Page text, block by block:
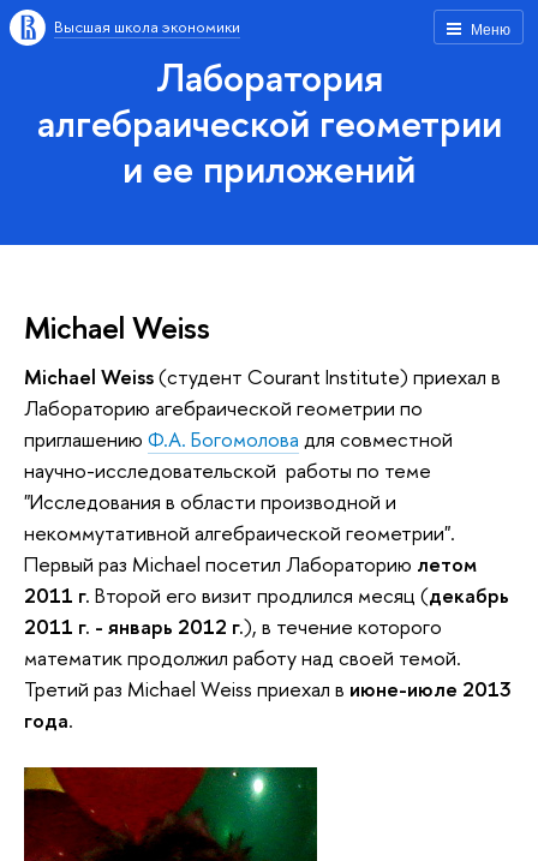
Меню
Высшая школа экономики
Лаборатория
алгебраической геометрии
и ее приложений
Michael Weiss
Michael Weiss(студент Courant Institute) приехал в
Лабораторию агебраической геометрии по
приглашению Ф.А. Богомолова для совместной
научно-исследовательской работы по теме
"Исследования в области производной и
некоммутативной алгебраической геометрии".
Первый раз Michael посетил Лабораторию летом
2011 г. Второй его визит продлился месяц (декабрь
2011 г. - январь 2012 г.), в течение которого
математик продолжил работу над своей темой.
Третий раз Michael Weiss приехал в июне-июле 2013
года.